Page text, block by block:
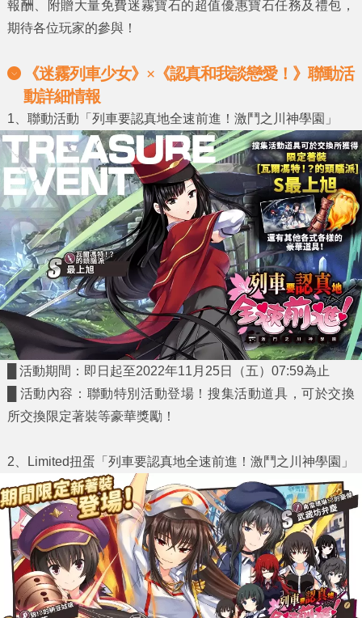
報酬、附贈大量免費迷霧寶石的超值優惠寶石任務及禮包，
期待各位玩家的參與！
《迷霧列車少女》×《認真和我談戀愛！》聯動活
動詳細情報
1 、聯動活動「列車要認真地全速前進！激鬥之川神學園」
█ 活動期間：即日起至2022年11月25日（五）07:59為止
█ 活動內容：聯動特別活動登場！搜集活動道具，可於交換
所交換限定著裝等豪華獎勵！
2 、Limited扭蛋「列車要認真地全速前進！激鬥之川神學園」